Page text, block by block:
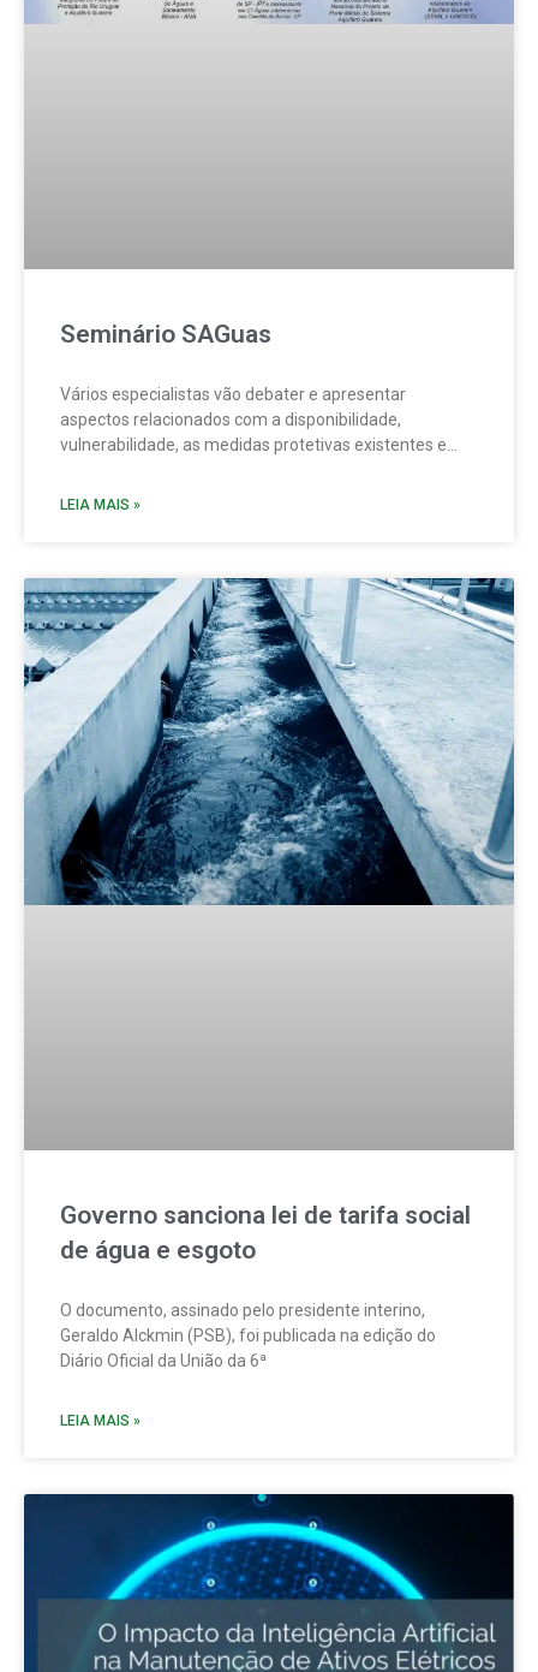
Seminário SAGuas
Vários especialistas vão debater e apresentar
aspectos relacionados com a disponibilidade,
vulnerabilidade, as medidas protetivas existentes e
LEIA MAIS »
Governo sanciona lei de tarifa social
de água e esgoto
O documento, assinado pelo presidente interino,
Geraldo Alckmin (PSB), foi publicada na edição do
Diário Oficial da União da 6ª
LEIA MAIS »